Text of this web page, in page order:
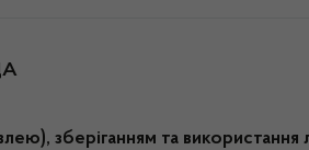
зберіганням та використання